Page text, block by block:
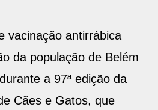
vacinação antirrábica
da população de Belém
a 97ª edição da
Cães e Gatos, que